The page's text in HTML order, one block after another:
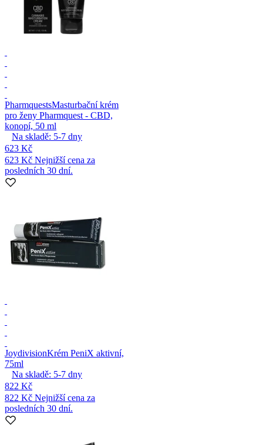
PharmquestsMasturbační krém
pro ženy Pharmquest - CBD,
konopí, 50 ml
Na skladě: 5-7 dny
623 Kč
623 Kč Nejnižší cena za
posledních 30 dní.
JoydivisionKrém PeniX aktivní,
75ml
Na skladě: 5-7 dny
822 Kč
822 Kč Nejnižší cena za
posledních 30 dní.